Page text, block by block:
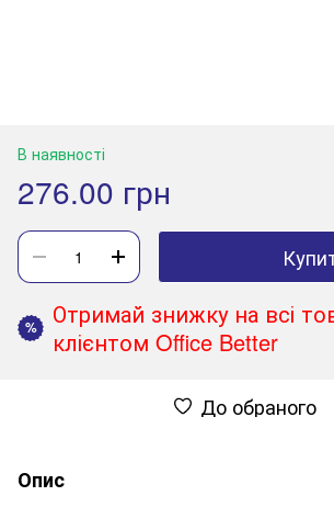
В наявності
276.00 грн
%
Отримай знижку на всі
клієнтом Office Better
До обраного
Опис